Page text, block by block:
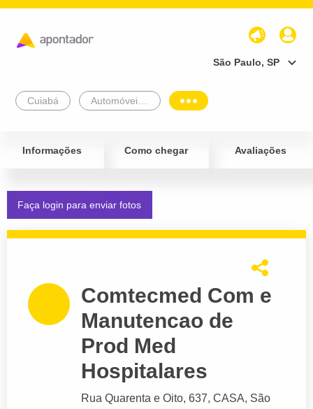
São Paulo, SP
Cuiabá
Informações Como chegar Avaliações
Faça login para enviar fotos
Comtecmed Com e
Manutencao de
Prod Med
Hospitalares
Rua Quarenta e Oito, 637, CASA, São